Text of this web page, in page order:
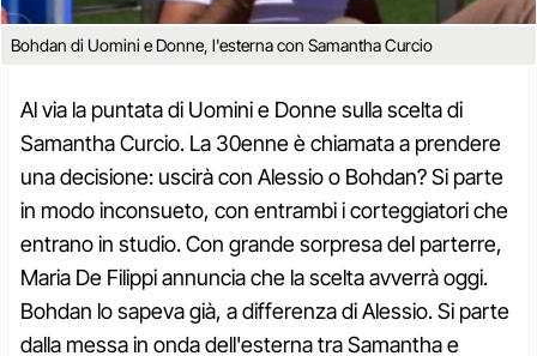
Bohdan di Uomini e Donne, l'esterna con Samantha Curcio
Al via la puntata di Uomini e Donne sulla scelta di
Samantha Curcio. La 30enne è chiamata a prendere
una decisione: uscirà con Alessio o Bohdan? Si parte
in modo inconsueto, con entrambi i corteggiatori che
entrano in studio. Con grande sorpresa del parterre,
Maria De Filippi annuncia che la scelta avverrà oggi.
Bohdan lo sapeva già, a differenza di Alessio. Si parte
dalla messa in onda dell'esterna tra Samantha e